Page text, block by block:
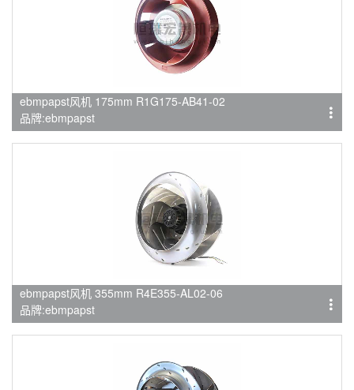
ebmpapst风机 175mm R1G175-AB41-02
品牌:ebmpapst
ebmpapst风机 355mm R4E355-AL02-06
品牌:ebmpapst